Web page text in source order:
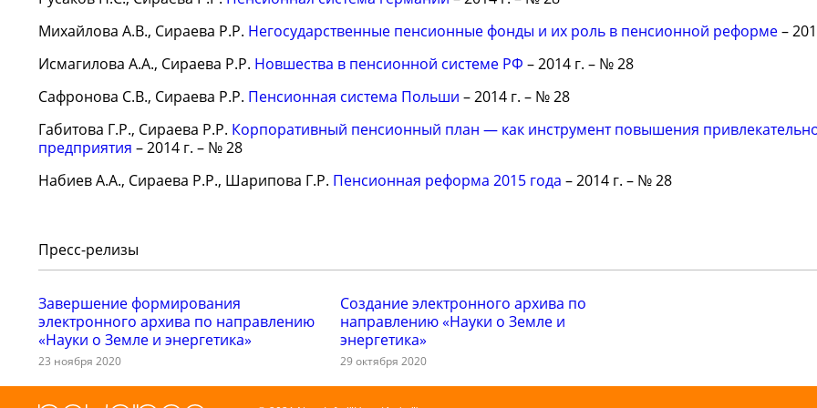
Михайлова А.В., Сираева Р.Р. Негосударственные пенсионные фонды и их роль в пенсионной реформе–
Исмагилова А.А., Сираева Р.Р. Новшества в пенсионной системе РФ – 2014 г. – № 28
Сафронова С.В., Сираева Р.Р. Пенсионная система Польши – 2014 г. – № 28
Габитова Г.Р., Сираева Р.Р. Корпоративный пенсионный план — как инструмент повышения
предприятия – 2014 г. – № 28
Набиев А.А., Сираева Р.Р., Шарипова Г.Р. Пенсионная реформа 2015 года – 2014 г. – № 28
Пресс-релизы
Завершение формирования
электронного архива по направлению
«Науки о Земле и энергетика»
23 ноября 2020
Создание электронного архива по
направлению «Науки о Земле и
энергетика»
29 октября 2020